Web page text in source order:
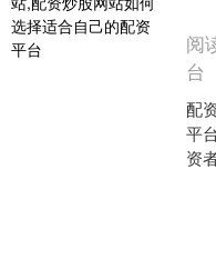
阅
台
配
平
资